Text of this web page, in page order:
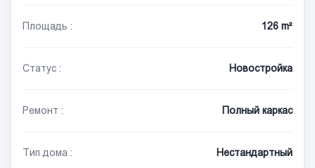
Площадь : 126 m²
Статус : Новостройка
Ремонт : Полный каркас
Тип дома : Нестандартный